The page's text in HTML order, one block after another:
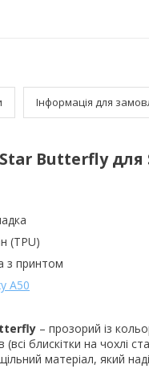
Інформація для
Butterfly для
(TPU)
з принтом
A50
– прозорий із
блискітки на чохлі
матеріал, який